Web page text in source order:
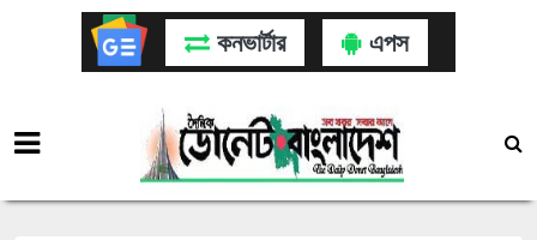
কনভার্টার এপস